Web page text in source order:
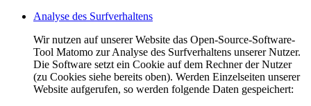
Analyse des Surfverhaltens
Wir nutzen auf unserer Website das Open-Source-Software-
Tool Matomo zur Analyse des Surfverhaltens unserer Nutzer.
Die Software setzt ein Cookie auf dem Rechner der Nutzer
(zu Cookies siehe bereits oben). Werden Einzelseiten unserer
Website aufgerufen, so werden folgende Daten gespeichert: